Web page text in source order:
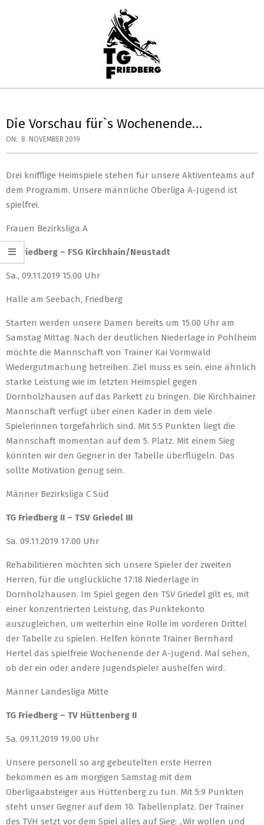
TG
HANDBALL
Menu
Die Vorschau für`s Wochenende…
ON: 8. NOVEMBER 2019
Drei knifflige Heimspiele stehen für unsere Aktiventeams auf
dem Programm. Unsere männliche Oberliga A-Jugend ist
spielfrei.
Frauen Bezirksliga A
TG Friedberg – FSG Kirchhain/Neustadt
Sa., 09.11.2019 15.00 Uhr
Halle am Seebach, Friedberg
Starten werden unsere Damen bereits um 15.00 Uhr am
Samstag Mittag. Nach der deutlichen Niederlage in Pohlheim
möchte die Mannschaft von Trainer Kai Vormwald
Wiedergutmachung betreiben. Ziel muss es sein, eine ähnlich
starke Leistung wie im letzten Heimspiel gegen
Dornholzhausen auf das Parkett zu bringen. Die Kirchhainer
Mannschaft verfügt über einen Kader in dem viele
Spielerinnen torgefährlich sind. Mit 5:5 Punkten liegt die
Mannschaft momentan auf dem 5. Platz. Mit einem Sieg
könnten wir den Gegner in der Tabelle überflügeln. Das
sollte Motivation genug sein.
Männer Bezirksliga C Süd
TG Friedberg II – TSV Griedel III
Sa. 09.11.2019 17.00 Uhr
Rehabilitieren möchten sich unsere Spieler der zweiten
Herren, für die unglückliche 17:18 Niederlage in
Dornholzhausen. Im Spiel gegen den TSV Griedel gilt es, mit
einer konzentrierten Leistung, das Punktekonto
auszugleichen, um weiterhin eine Rolle im vorderen Drittel
der Tabelle zu spielen. Helfen könnte Trainer Bernhard
Hertel das spielfreie Wochenende der A-Jugend. Mal sehen,
ob der ein oder andere Jugendspieler aushelfen wird.
Männer Landesliga Mitte
TG Friedberg – TV Hüttenberg II
Sa. 09.11.2019 19.00 Uhr
Unsere personell so arg gebeutelten erste Herren
bekommen es am morgigen Samstag mit dem
Oberligaabsteiger aus Hüttenberg zu tun. Mit 5:9 Punkten
steht unser Gegner auf dem 10. Tabellenplatz. Der Trainer
des TVH setzt vor dem Spiel alles auf Sieg: „Wir wollen und